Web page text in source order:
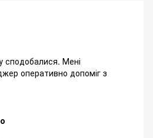
сподобалися. Мені
оперативно допоміг з